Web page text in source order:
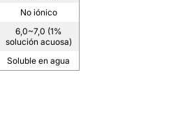
No iónico
6,0~7,0 (1%
solución acuosa)
Soluble en agua